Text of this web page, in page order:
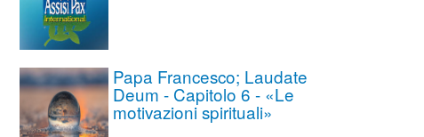
Papa Francesco; Laudate
Deum - Capitolo 6 - «Le
motivazioni spirituali»